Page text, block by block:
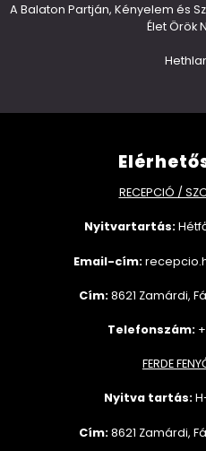
A Balaton Partján, Kényelem és
Élet Örök
RECEPCIÓ /
Nyitvartartás:
Email-cím:
Cím:8621 Zamárdi,
Telefonszám:
FERDE
Nyitva tartás:
Cím:8621 Zamárdi,